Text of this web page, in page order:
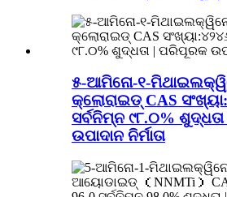
୫-ଆମିନୋ-୧-
କ୍ଲୋରାଇଡ୍ CAS
ସର୍ବନିମ୍ନ ୯୮.୦%
ଉପାଦାନ ନିର୍ମାତା